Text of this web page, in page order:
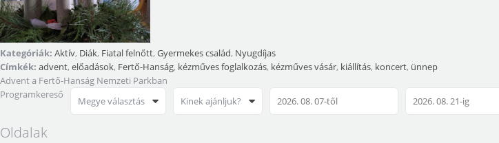
Kategóriák: Aktív, Diák, Fiatal felnőtt, Gyermekes család, Nyugdíjas
Címkék: advent, előadások, Fertő-Hanság, kézműves foglalkozás, kézműves vásár, kiállítás, koncert, ünnep
Advent a Fertő-Hanság Nemzeti Parkban
Programkereső
Megye választás Kinek ajánljuk?
Oldalak